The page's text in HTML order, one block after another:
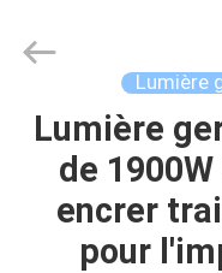
MAISON
PRODUITS
Syochi
Electronics
Reserved.
Lumière
Lumière
de
encrer
pour